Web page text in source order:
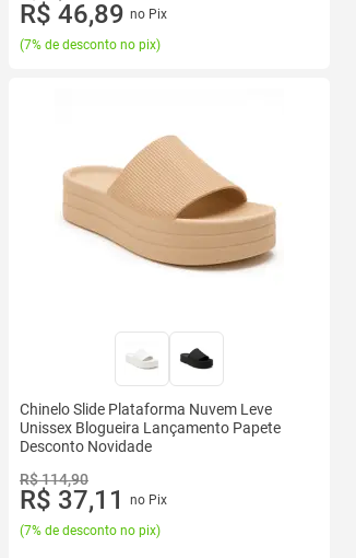
R$ 46,89 no Pix
(7% de desconto no pix)
Chinelo Slide Plataforma Nuvem Leve
Unissex Blogueira Lançamento Papete
Desconto Novidade
R$ 114,90
R$ 37,11
no Pix
(7% de desconto no pix)